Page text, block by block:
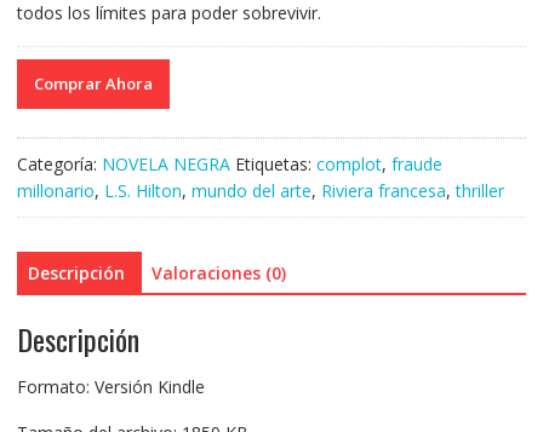
todos los límites para poder sobrevivir.
Comprar Ahora
Categoría: NOVELA NEGRA Etiquetas: complot, fraude
millonario, L.S. Hilton, mundo del arte, Riviera francesa,thriller
Descripción Valoraciones (0)
Descripción
Formato: Versión Kindle